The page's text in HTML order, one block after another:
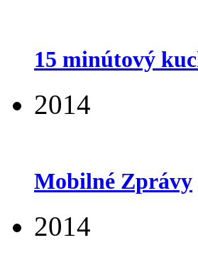
15 minútový
2014
Mobilné Zprávy
2014